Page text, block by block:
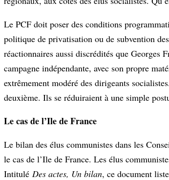
Le PCF doit poser des conditions
politique de privatisation ou de subvention
réactionnaires aussi discrédités que Georges
campagne indépendante, avec son propre
extrêmement modéré des dirigeants
deuxième. Ils se réduiraient à une simple
Le cas de l’Ile de France
Le bilan des élus communistes dans les
le cas de l’Ile de France. Les élus
Intitulé Des actes, Un bilan, ce document